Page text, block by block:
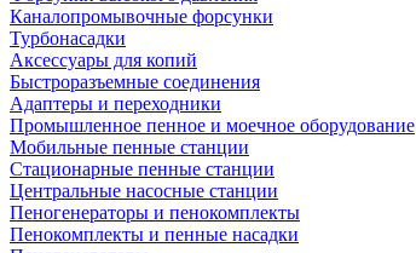
Каналопромывочные форсунки
Турбонасадки
Аксессуары для копий
Быстроразъемные соединения
Адаптеры и переходники
Промышленное пенное и моечное оборудование
Мобильные пенные станции
Стационарные пенные станции
Центральные насосные станции
Пеногенераторы и пенокомплекты
Пенокомплекты и пенные насадки